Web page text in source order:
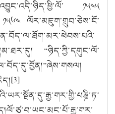
༡༥༤༥
ལོར་མཇུག་གྲུབ་ཅེས་ངོ་
“ཉིད་ཀྱི་དགུང་ལོ་
”ཞེས་གསལ།
3]